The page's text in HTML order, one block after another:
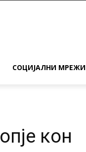
СОЦИЈАЛНИ МРЕЖИ
кон